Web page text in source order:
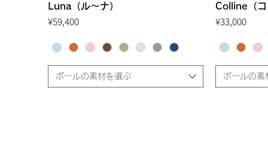
Quick View
Luna（ル～ナ）
Price
¥59,400
ポールの素材を選ぶ
Colline（コ
Price
¥33,000
ポールの素